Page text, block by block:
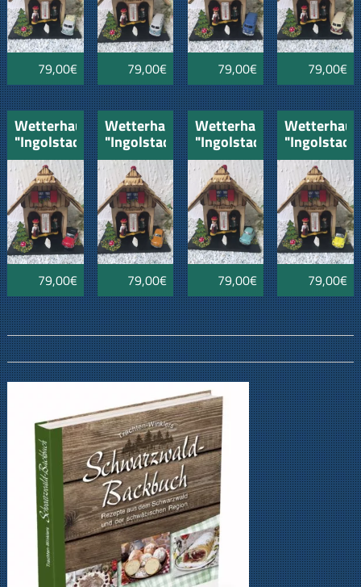
79,00€
weiss
79,00€ 79,00€
weiss
79,00€
Wetterhaus
"Ingolstadt"
mit VW
Käfer
Cabrio
rot
79,00€
Wetterhaus
"Ingolstadt"
mit VW
Käfer
orange
79,00€
Wetterhaus
"Ingolstadt"
mit VW
Käfer
mintblau
79,00€
Wetterhaus
mit VW
Käfer
gelb-
schwarz
79,00€